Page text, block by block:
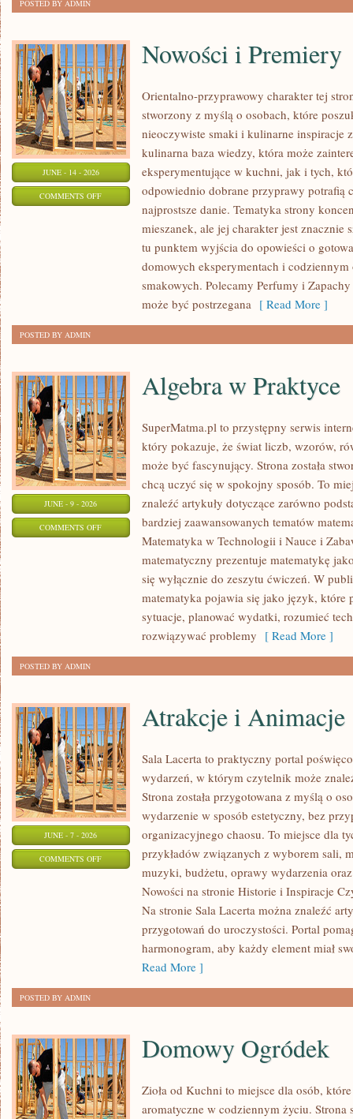
POSTED BY ADMIN
JUNE - 14 - 2026
COMMENTS OFFON
Nowości i Premiery
Orientalno-przyprawowy charakter tej
stworzony z myślą o osobach, które
nieoczywiste smaki i kulinarne inspiracje
kulinarna baza wiedzy, która może
eksperymentujące w kuchni, jak i tych,
odpowiednio dobrane przyprawy potrafią
najprostsze danie. Tematyka strony
mieszanek, ale jej charakter jest znacznie
tu punktem wyjścia do opowieści o
domowych eksperymentach i
smakowych. Polecamy Perfumy i
może być postrzegana [ Read More ]
POSTED BY ADMIN
JUNE - 9 - 2026
COMMENTS OFFON
PRAKTYCE
Algebra w Praktyce
SuperMatma.pl to przystępny serwis
który pokazuje, że świat liczb, wzorów,
może być fascynujący. Strona została
chcą uczyć się w spokojny sposób. To
znaleźć artykuły dotyczące zarówno
bardziej zaawansowanych tematów
Matematyka w Technologii i Nauce i
matematyczny prezentuje matematykę
się wyłącznie do zeszytu ćwiczeń. W
matematyka pojawia się jako język, które
sytuacje, planować wydatki, rozumieć
rozwiązywać problemy [ Read More ]
POSTED BY ADMIN
JUNE - 7 - 2026
COMMENTS OFFON
Atrakcje i Animacje
Sala Lacerta to praktyczny portal
wydarzeń, w którym czytelnik może
Strona została przygotowana z myślą o
wydarzenie w sposób estetyczny, bez
organizacyjnego chaosu. To miejsce dla
przykładów związanych z wyborem sali,
muzyki, budżetu, oprawy wydarzenia
Nowości na stronie Historie i Inspiracje
Na stronie Sala Lacerta można znaleźć
przygotowań do uroczystości. Portal
harmonogram, aby każdy element miał
Read More ]
POSTED BY ADMIN
Domowy Ogródek
Zioła od Kuchni to miejsce dla osób,
aromatyczne w codziennym życiu. Strona